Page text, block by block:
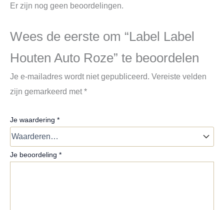
Er zijn nog geen beoordelingen.
Wees de eerste om “Label Label
Houten Auto Roze” te beoordelen
Je e-mailadres wordt niet gepubliceerd. Vereiste velden
zijn gemarkeerd met*
Je waardering *
Je beoordeling *